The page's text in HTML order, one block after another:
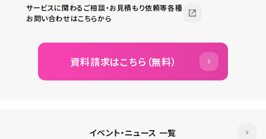
サービスに関わるご相談・お見積もり依頼等各種
お問い合わせはこちらから
資料請求はこちら（無料）
イベント・ニュース 一覧